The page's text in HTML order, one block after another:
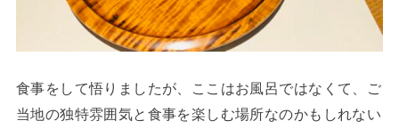
食事をして悟りましたが、ここはお風呂ではなくて、ご
当地の独特雰囲気と食事を楽しむ場所なのかもしれない